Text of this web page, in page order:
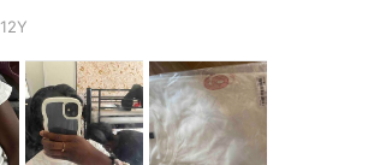
12Y